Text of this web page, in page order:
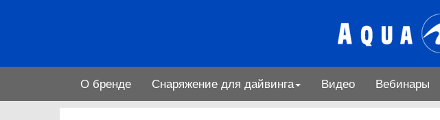
О бренде Снаряжение для дайвинга Видео Вебинары